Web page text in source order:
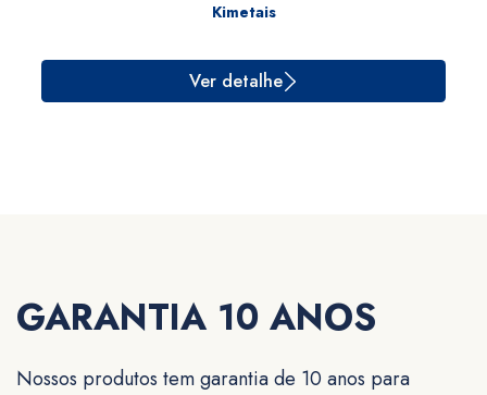
Kimetais
GARANTIA 10 ANOS
Nossos produtos tem garantia de 10 anos para